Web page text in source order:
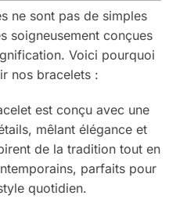
ne sont pas de simples
soigneusement conçues
Voici pourquoi
nos bracelets :
est conçu avec une
mêlant élégance et
de la tradition tout en
parfaits pour
quotidien.